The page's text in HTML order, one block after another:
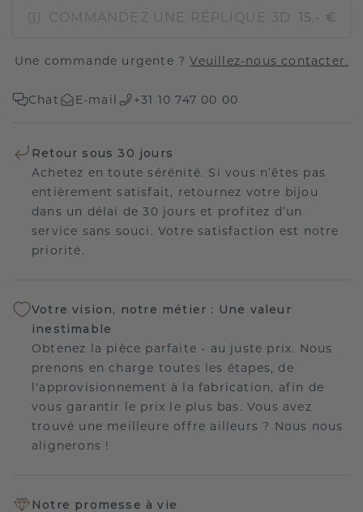
COMMANDEZ UNE RÉPLIQUE 3D 15,- €
Une commande urgente ?Veuillez-nous contacter.
Chat E-mail +31 10 747 00 00
Retour sous 30 jours
Achetez en toute sérénité. Si vous n’êtes pas
entièrement satisfait, retournez votre bijou
dans un délai de 30 jours et profitez d’un
service sans souci. Votre satisfaction est notre
priorité.
Votre vision, notre métier : Une valeur
inestimable
Obtenez la pièce parfaite - au juste prix. Nous
prenons en charge toutes les étapes, de
l'approvisionnement à la fabrication, afin de
vous garantir le prix le plus bas. Vous avez
trouvé une meilleure offre ailleurs ? Nous nous
alignerons !
Notre promesse à vie